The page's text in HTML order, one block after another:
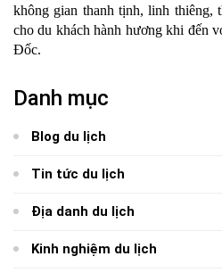
Danh mục
Blog du lịch
Tin tức du lịch
Địa danh du lịch
Kinh nghiệm du lịch
không gian thanh tịnh, linh thiêng,
cho du khách hành hương khi đến
Đốc.